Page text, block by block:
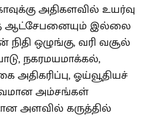
அதிகளவில் உயர்வு
ஆட்சேபனையும் இல்லை
நிதி ஒழுங்கு, வரி வசூல்
நகரமயமாக்கல்,
ஓய்வூதியச்
அம்சங்கள்
அளவில் கருத்தில்